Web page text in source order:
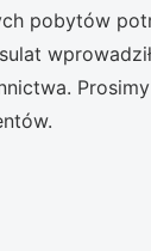
pobytów